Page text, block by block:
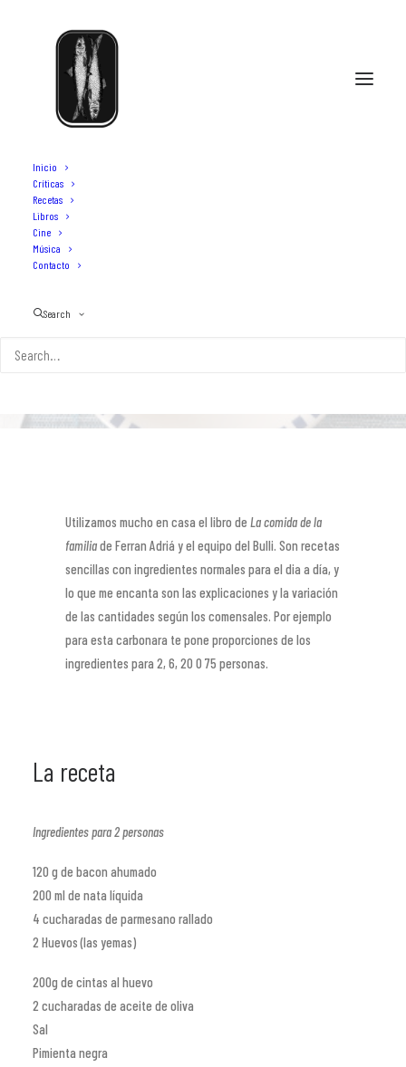
Inicio
Críticas
Recetas
Libros
Cine
Música
Contacto
Search
Utilizamos mucho en casa el libro de La comida de la
familiade Ferran Adriá y el equipo del Bulli. Son recetas
sencillas con ingredientes normales para el dia a día, y
lo que me encanta son las explicaciones y la variación
de las cantidades según los comensales. Por ejemplo
para esta carbonara te pone proporciones de los
ingredientes para 2, 6, 20 0 75 personas.
La receta
Ingredientes para 2 personas
120 g de bacon ahumado
200 ml de nata líquida
4 cucharadas de parmesano rallado
2 Huevos (las yemas)
200g de cintas al huevo
2 cucharadas de aceite de oliva
Sal
Pimienta negra